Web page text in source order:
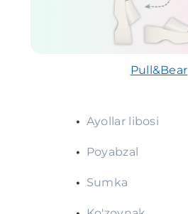
Pull&Bear
• Ayollar libosi
• Poyabzal
• Sumka